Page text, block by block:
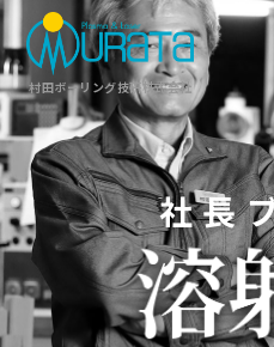
村田ボーリング技研株式会社
社長